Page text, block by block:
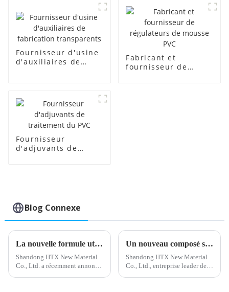
Fournisseur d'usine
d'auxiliaires de
Fabricant et
fournisseur de
Fournisseur
d'adjuvants de
Blog Connexe
La nouvelle formule utilise un stabilisateur de calcium et de zinc
Shandong HTX New Material
Co., Ltd. a récemment annoncé
Un nouveau composé stabilisant au plomb développé pour la protection de l'environnement
Shandong HTX New Material
Co., Ltd., entreprise leader de